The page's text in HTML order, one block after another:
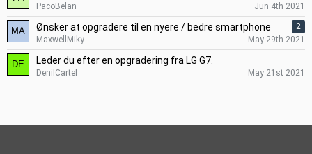
PacoBelan Jun 4th 2021
Ønsker at opgradere til en nyere / bedre smartphone
2
MaxwellMiky
May 29th 2021
Leder du efter en opgradering fra LG G7.
DenilCartel May 21st 2021